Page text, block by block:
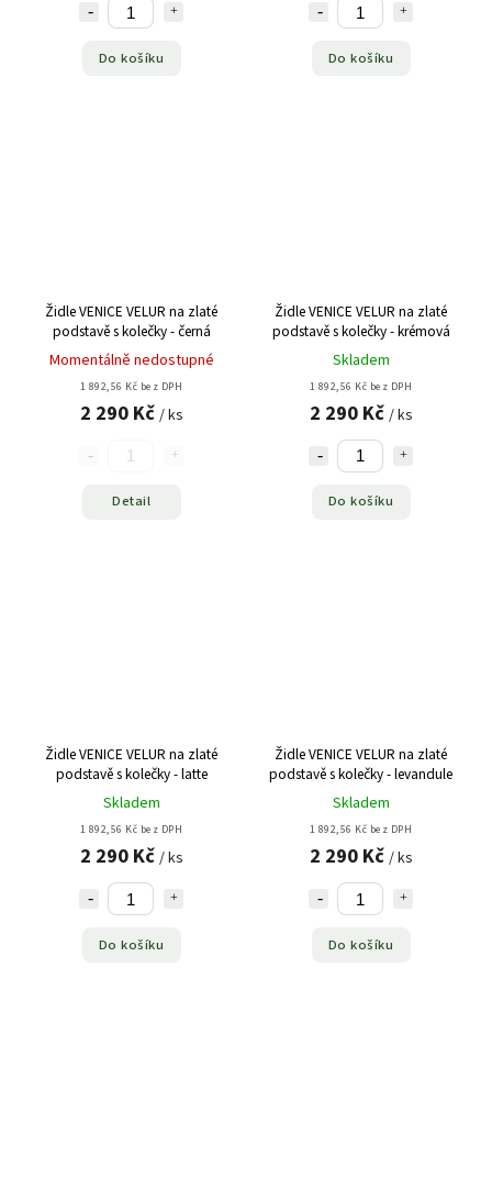
Do košíku Do košíku
Židle VENICE VELUR na zlaté
podstavě s kolečky - černá
Momentálně nedostupné
1 892,56 Kč bez DPH
2 290 Kč / ks
Detail
Židle VENICE VELUR na zlaté
podstavě s kolečky - krémová
Skladem
1 892,56 Kč bez DPH
2 290 Kč / ks
Do košíku
Židle VENICE VELUR na zlaté
podstavě s kolečky - latte
Skladem
1 892,56 Kč bez DPH
2 290 Kč / ks
Do košíku
Židle VENICE VELUR na zlaté
podstavě s kolečky - levandule
Skladem
1 892,56 Kč bez DPH
2 290 Kč / ks
Do košíku